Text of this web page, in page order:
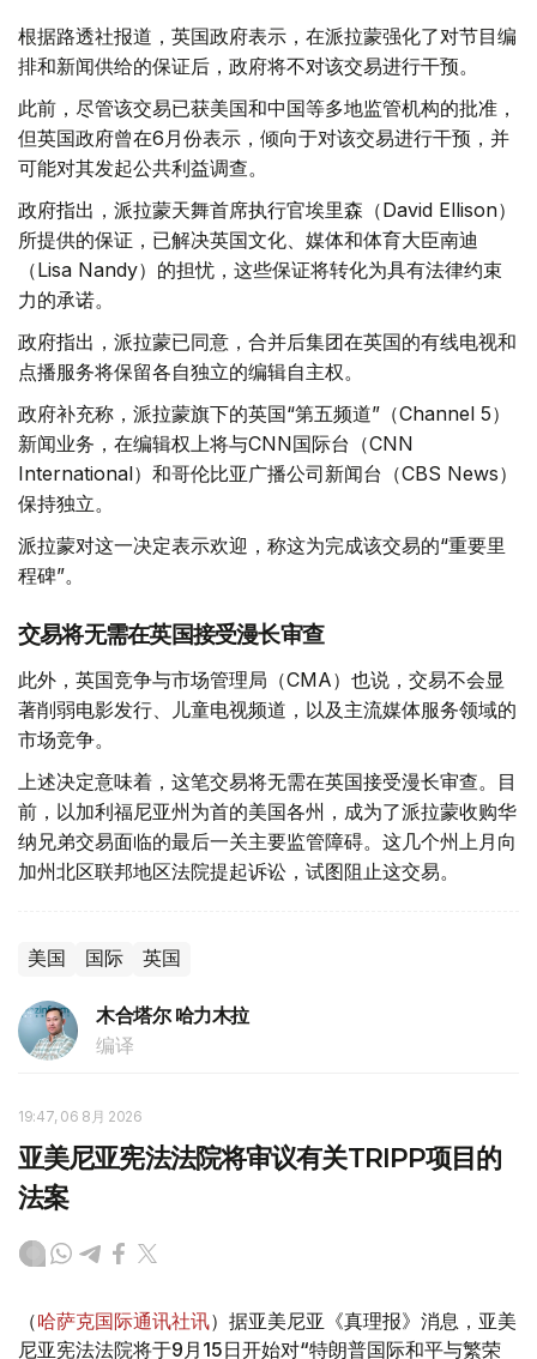
根据路透社报道，英国政府表示，在派拉蒙强化了对节目编
排和新闻供给的保证后，政府将不对该交易进行干预。
此前，尽管该交易已获美国和中国等多地监管机构的批准，
但英国政府曾在6月份表示，倾向于对该交易进行干预，并
可能对其发起公共利益调查。
政府指出，派拉蒙天舞首席执行官埃里森（David Ellison）
所提供的保证，已解决英国文化、媒体和体育大臣南迪
（Lisa Nandy）的担忧，这些保证将转化为具有法律约束
力的承诺。
政府指出，派拉蒙已同意，合并后集团在英国的有线电视和
点播服务将保留各自独立的编辑自主权。
政府补充称，派拉蒙旗下的英国“第五频道”（Channel 5）
新闻业务，在编辑权上将与CNN国际台（CNN
International）和哥伦比亚广播公司新闻台（CBS News）
保持独立。
派拉蒙对这一决定表示欢迎，称这为完成该交易的“重要里
程碑”。
交易将无需在英国接受漫长审查
此外，英国竞争与市场管理局（CMA）也说，交易不会显
著削弱电影发行、儿童电视频道，以及主流媒体服务领域的
市场竞争。
上述决定意味着，这笔交易将无需在英国接受漫长审查。目
前，以加利福尼亚州为首的美国各州，成为了派拉蒙收购华
纳兄弟交易面临的最后一关主要监管障碍。这几个州上月向
加州北区联邦地区法院提起诉讼，试图阻止这交易。
美国 国际 英国
木合塔尔 哈力木拉
编译
19:47, 06 8月 2026
亚美尼亚宪法法院将审议有关TRIPP项目的
法案
（哈萨克国际通讯社讯）据亚美尼亚《真理报》消息，亚美
尼亚宪法法院将于9月15日开始对“特朗普国际和平与繁荣